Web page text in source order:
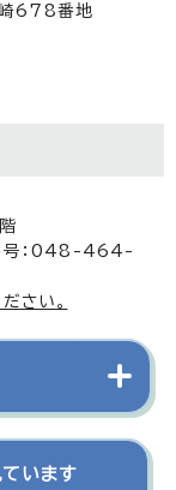
678番地
号：048-464-
さい。
います